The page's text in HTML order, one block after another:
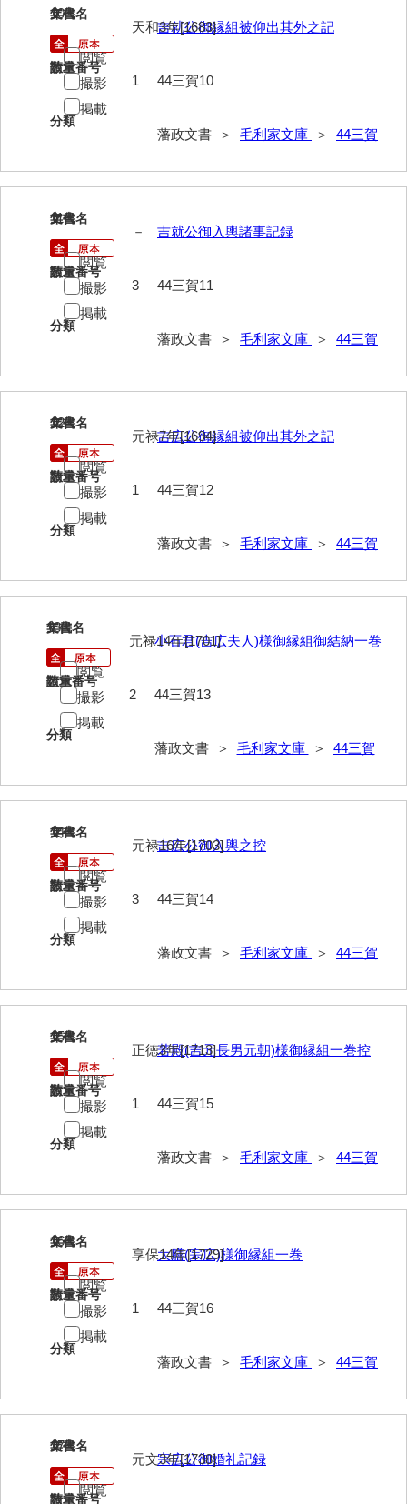
*9財政
*12宗教
*15用度
徳山毛利家文庫
県庁伝来旧藩記録
山口小郡宰判記録
三卿伝史料
特定歴史公文書
行政資料
特設文庫
10
文書名
吉就公御縁組被仰出其外之記
請求番号
44三賀10
分類
藩政文書 ＞ 毛利家文庫 ＞ 44三賀
年代
天和3年[1683]
数量
1
閲覧
撮影
掲載
11
文書名
吉就公御入輿諸事記録
請求番号
44三賀11
分類
藩政文書 ＞ 毛利家文庫 ＞ 44三賀
年代
－
数量
3
閲覧
撮影
掲載
12
文書名
吉広公御縁組被仰出其外之記
請求番号
44三賀12
分類
藩政文書 ＞ 毛利家文庫 ＞ 44三賀
年代
元禄7年[1694]
数量
1
閲覧
撮影
掲載
13
文書名
小石君(吉広夫人)様御縁組御結納一巻
請求番号
44三賀13
分類
藩政文書 ＞ 毛利家文庫 ＞ 44三賀
年代
元禄14年[1701]
数量
2
閲覧
撮影
掲載
14
文書名
吉広公御入輿之控
請求番号
44三賀14
分類
藩政文書 ＞ 毛利家文庫 ＞ 44三賀
年代
元禄16年[1703]
数量
3
閲覧
撮影
掲載
15
文書名
若殿(吉元長男元朝)様御縁組一巻控
請求番号
44三賀15
分類
藩政文書 ＞ 毛利家文庫 ＞ 44三賀
年代
正徳3年[1713]
数量
1
閲覧
撮影
掲載
16
文書名
大膳(宗広)様御縁組一巻
請求番号
44三賀16
分類
藩政文書 ＞ 毛利家文庫 ＞ 44三賀
年代
享保14年[1729]
数量
1
閲覧
撮影
掲載
17
文書名
宗広公御婚礼記録
請求番号
年代
元文3年[1738]
数量
閲覧